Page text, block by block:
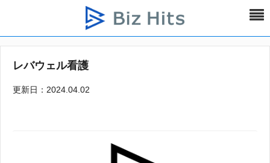
レバウェル看護
更新日：2024.04.02